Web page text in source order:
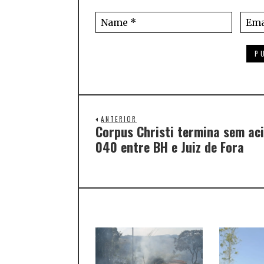
ANTERIOR
Corpus Christi termina sem
040 entre BH e Juiz de Fora